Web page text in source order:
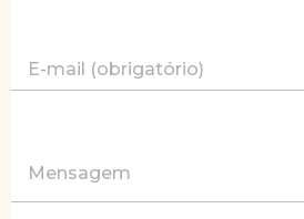
E-mail (obrigatório)
Mensagem